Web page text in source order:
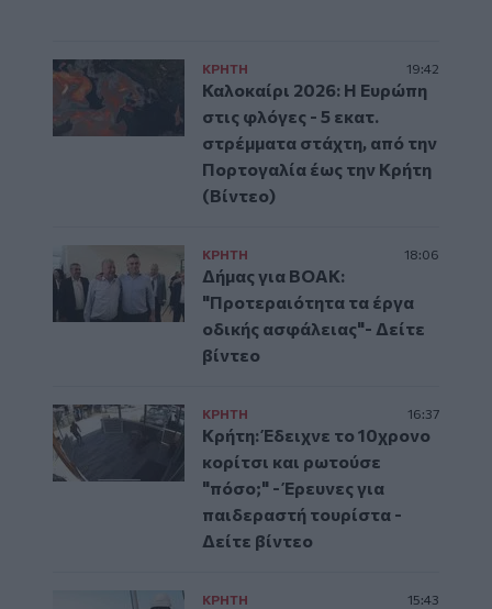
ΚΡΗΤΗ 19:42
Καλοκαίρι 2026: Η Ευρώπη
στις φλόγες - 5 εκατ.
στρέμματα στάχτη, από την
Πορτογαλία έως την Κρήτη
(Βίντεο)
ΚΡΗΤΗ 18:06
Δήμας για ΒΟΑΚ:
"Προτεραιότητα τα έργα
οδικής ασφάλειας"- Δείτε
βίντεο
ΚΡΗΤΗ 16:37
Κρήτη: Έδειχνε το 10χρονο
κορίτσι και ρωτούσε
"πόσο;" - Έρευνες για
παιδεραστή τουρίστα -
Δείτε βίντεο
ΚΡΗΤΗ 15:43